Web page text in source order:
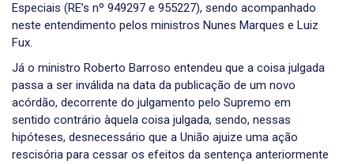
Especiais (RE’s nº 949297 e 955227), sendo acompanhado
neste entendimento pelos ministros Nunes Marques e Luiz
Fux.
Já o ministro Roberto Barroso entendeu que a coisa julgada
passa a ser inválida na data da publicação de um novo
acórdão, decorrente do julgamento pelo Supremo em
sentido contrário àquela coisa julgada, sendo, nessas
hipóteses, desnecessário que a União ajuize uma ação
rescisória para cessar os efeitos da sentença anteriormente